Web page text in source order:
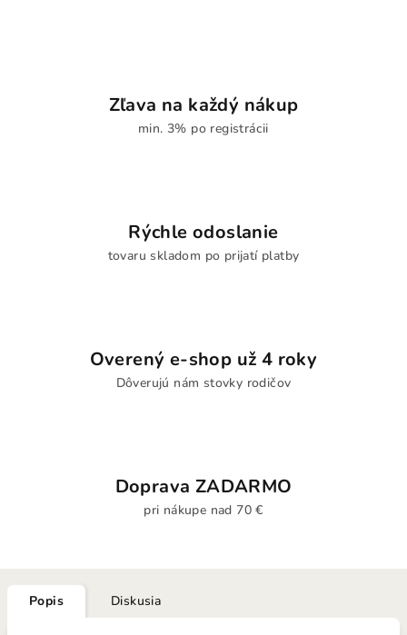
Zľava na každý nákup
min. 3% po registrácii
Rýchle odoslanie
tovaru skladom po prijatí platby
Overený e-shop už 4 roky
Dôverujú nám stovky rodičov
Doprava ZADARMO
pri nákupe nad 70 €
Popis Diskusia